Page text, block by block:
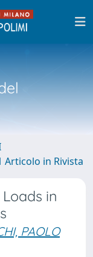
Articolo in Rivista
in
PAOLO